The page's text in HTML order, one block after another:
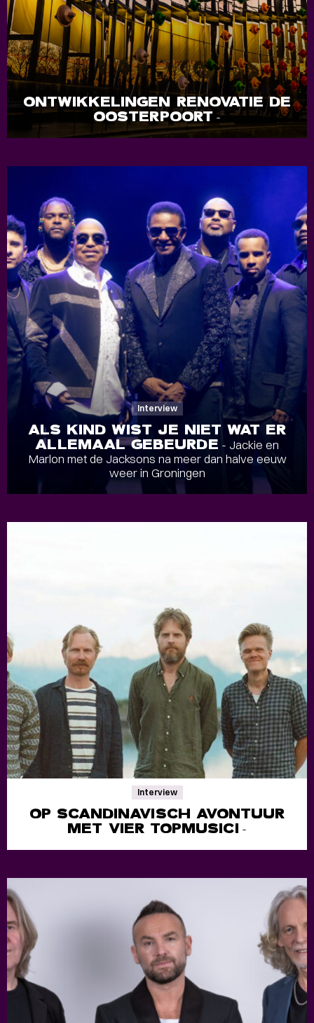
ONTWIKKELINGEN RENOVATIE DE
OOSTERPOORT-
Interview
ALS KIND WIST JE NIET WAT ER
ALLEMAAL GEBEURDE - Jackie en
Marlon met de Jacksons na meer dan halve eeuw
weer in Groningen
Interview
OP SCANDINAVISCH AVONTUUR
MET VIER TOPMUSICI -